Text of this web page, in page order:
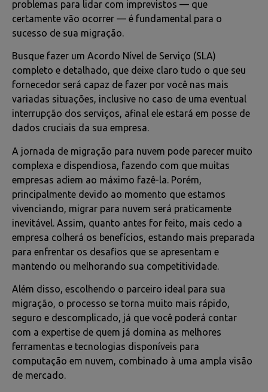
problemas para lidar com imprevistos — que
certamente vão ocorrer — é fundamental para o
sucesso de sua migração.
Busque fazer um Acordo Nível de Serviço (SLA)
completo e detalhado, que deixe claro tudo o que seu
fornecedor será capaz de fazer por você nas mais
variadas situações, inclusive no caso de uma eventual
interrupção dos serviços, afinal ele estará em posse de
dados cruciais da sua empresa.
A jornada de migração para nuvem pode parecer muito
complexa e dispendiosa, fazendo com que muitas
empresas adiem ao máximo fazê-la. Porém,
principalmente devido ao momento que estamos
vivenciando, migrar para nuvem será praticamente
inevitável. Assim, quanto antes for feito, mais cedo a
empresa colherá os benefícios, estando mais preparada
para enfrentar os desafios que se apresentam e
mantendo ou melhorando sua competitividade.
Além disso, escolhendo o parceiro ideal para sua
migração, o processo se torna muito mais rápido,
seguro e descomplicado, já que você poderá contar
com a expertise de quem já domina as melhores
ferramentas e tecnologias disponíveis para
computação em nuvem, combinado à uma ampla visão
de mercado.